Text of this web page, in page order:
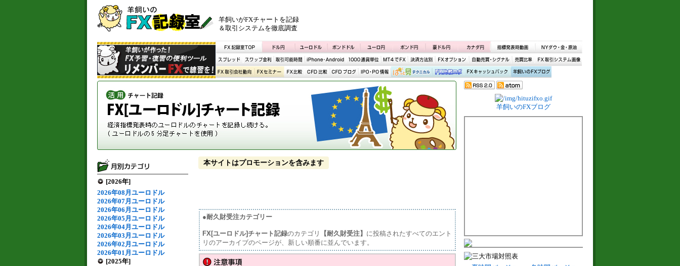
羊飼いがFXチャートを記録
＆取引システムを徹底調査
[2026年]
2026年08月ユーロドル
2026年07月ユーロドル
2026年06月ユーロドル
2026年05月ユーロドル
2026年04月ユーロドル
2026年03月ユーロドル
2026年02月ユーロドル
2026年01月ユーロドル
[2025年]
本サイトはプロモーションを含みます
●耐久財受注カテゴリー
FX[ユーロドル]チャート記録のカテゴリ 【耐久財受注】 に投稿されたすべてのエント
リのアーカイブのページが、新しい順番に並んでいます。
羊飼いのFXブログ